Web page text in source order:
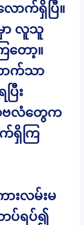
ာက်ရှိပြီ။
ာ လူသူ
တော့။
ာက်သာ
ြီး
သံဗလံတွေက
ရှိကြ
းလမ်းမ
ပ်ရပ်၍